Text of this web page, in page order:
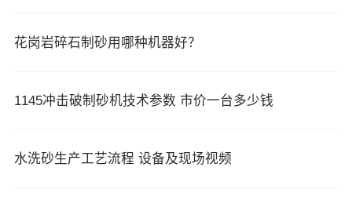
花岗岩碎石制砂用哪种机器好？
1145冲击破制砂机技术参数 市价一台多少钱
水洗砂生产工艺流程 设备及现场视频